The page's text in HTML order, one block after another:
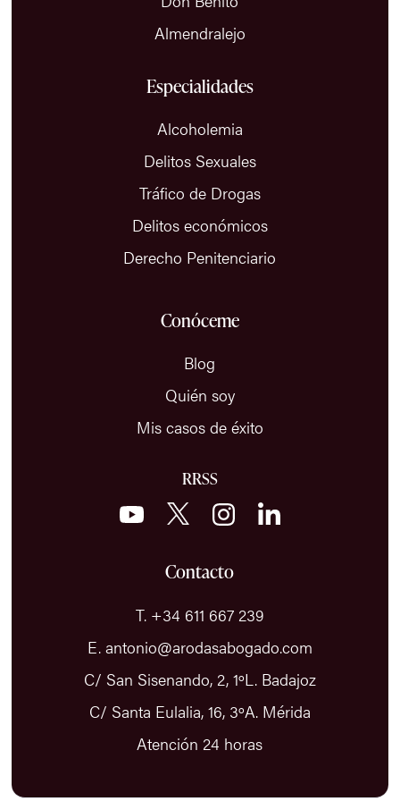
Almendralejo
Especialidades
Alcoholemia
Delitos Sexuales
Tráfico de Drogas
Delitos económicos
Derecho Penitenciario
Conóceme
Blog
Quién soy
Mis casos de éxito
RRSS
Contacto
T. +34 611 667 239
E. antonio@arodasabogado.com
C/ San Sisenando, 2, 1ºL. Badajoz
C/ Santa Eulalia, 16, 3ºA. Mérida
Atención 24 horas